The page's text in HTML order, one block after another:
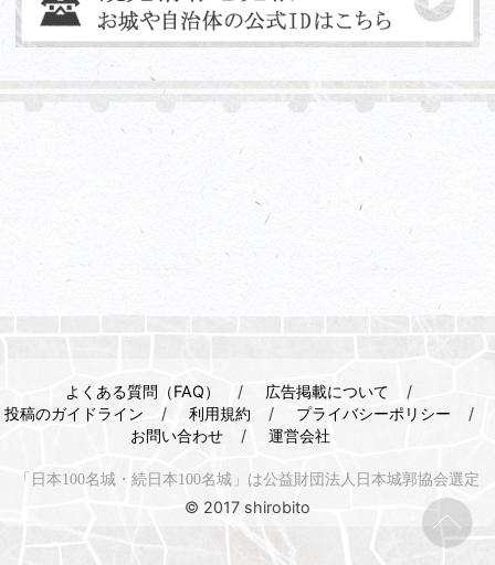
よくある質問（FAQ）
広告掲載について
投稿のガイドライン
利用規約
プライバシーポリシー
お問い合わせ
運営会社
「日本100名城・続日本100名城」は公益財団法人日本城郭協会選定
© 2017 shirobito